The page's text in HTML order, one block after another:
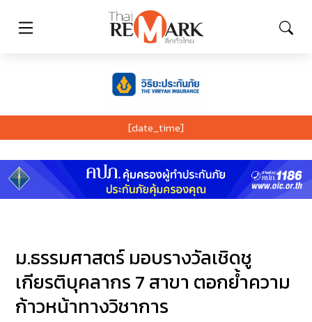
[date_time]
ม.ธรรมศาสตร์ มอบรางวัลเชิดชู
เกียรติบุคลากร 7 สาขา ตอกย้ำความ
ก้าวหน้าทางวิชาการ